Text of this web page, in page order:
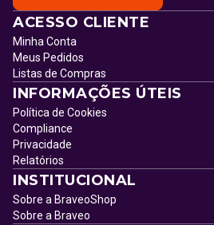
ACESSO CLIENTE
Minha Conta
Meus Pedidos
Listas de Compras
INFORMAÇÕES ÚTEIS
Política de Cookies
Compliance
Privacidade
Relatórios
INSTITUCIONAL
Sobre a BraveoShop
Sobre a Braveo